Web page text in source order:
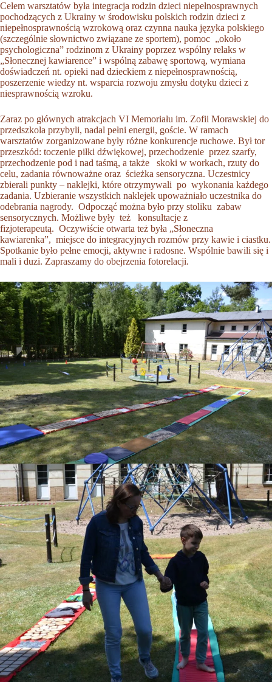
Celem warsztatów była integracja rodzin dzieci niepełnosprawnych
pochodzących z Ukrainy w środowisku polskich rodzin dzieci z
niepełnosprawnością wzrokową oraz czynna nauka języka polskiego
(szczególnie słownictwo związane ze sportem), pomoc „około
psychologiczna” rodzinom z Ukrainy poprzez wspólny relaks w
„Słonecznej kawiarence” i wspólną zabawę sportową, wymiana
doświadczeń nt. opieki nad dzieckiem z niepełnosprawnością,
poszerzenie wiedzy nt. wsparcia rozwoju zmysłu dotyku dzieci z
niesprawnością wzroku.
Zaraz po głównych atrakcjach VI Memoriału im. Zofii Morawskiej do
przedszkola przybyli, nadal pełni energii, goście. W ramach
warsztatów zorganizowane były różne konkurencje ruchowe. Był tor
przeszkód: toczenie piłki dźwiękowej, przechodzenie przez szarfy,
przechodzenie pod i nad taśmą, a także skoki w workach, rzuty do
celu, zadania równoważne oraz ścieżka sensoryczna. Uczestnicy
zbierali punkty – naklejki, które otrzymywali po wykonania każdego
zadania. Uzbieranie wszystkich naklejek upoważniało uczestnika do
odebrania nagrody. Odpocząć można było przy stoliku zabaw
sensorycznych. Możliwe były też konsultacje z
fizjoterapeutą. Oczywiście otwarta też była „Słoneczna
kawiarenka”, miejsce do integracyjnych rozmów przy kawie i ciastku.
Spotkanie było pełne emocji, aktywne i radosne. Wspólnie bawili się i
mali i duzi. Zapraszamy do obejrzenia fotorelacji.